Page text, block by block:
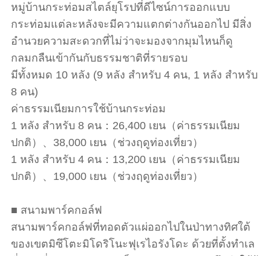
หมู่บ้านกระท่อมสไตล์ยุโรปที่ดีไซน์การออกแบบ
กระท่อมแต่ละหลังจะมีความแตกต่างกันออกไป มีสิ่ง
อำนวยความสะดวกที่ไม่ว่าจะมองจากมุมไหนก็ดู
กลมกลืนเข้ากันกับธรรมชาติที่รายรอบ
มีทั้งหมด 10 หลัง (9 หลัง สำหรับ 4 คน, 1 หลัง สำหรับ
8 คน)
ค่าธรรมเนียมการใช้บ้านกระท่อม
1 หลัง สำหรับ 8 คน：26,400 เยน（ค่าธรรมเนียม
ปกติ）、38,000 เยน（ช่วงฤดูท่องเที่ยว）
1 หลัง สำหรับ 4 คน：13,200 เยน（ค่าธรรมเนียม
ปกติ）、19,000 เยน（ช่วงฤดูท่องเที่ยว）
■ สนามพาร์คกอล์ฟ
สนามพาร์คกอล์ฟที่ทอดตัวแผ่ออกไปในป่าทางทิศใต้
ของเขตมิซึโตะมิโดริโนะฟุเรไอรังโดะ ด้วยที่ตั้งทำเล